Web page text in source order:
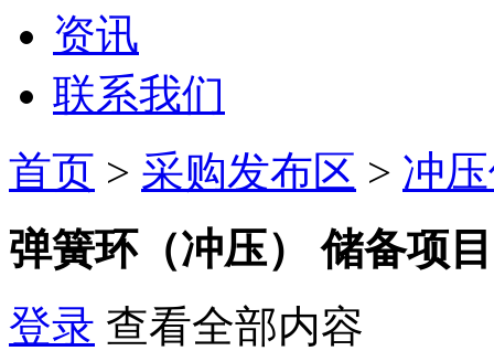
资讯
联系我们
首页 > 采购发布区 > 冲
弹簧环（冲压）
储备项目
登录 查看全部内容